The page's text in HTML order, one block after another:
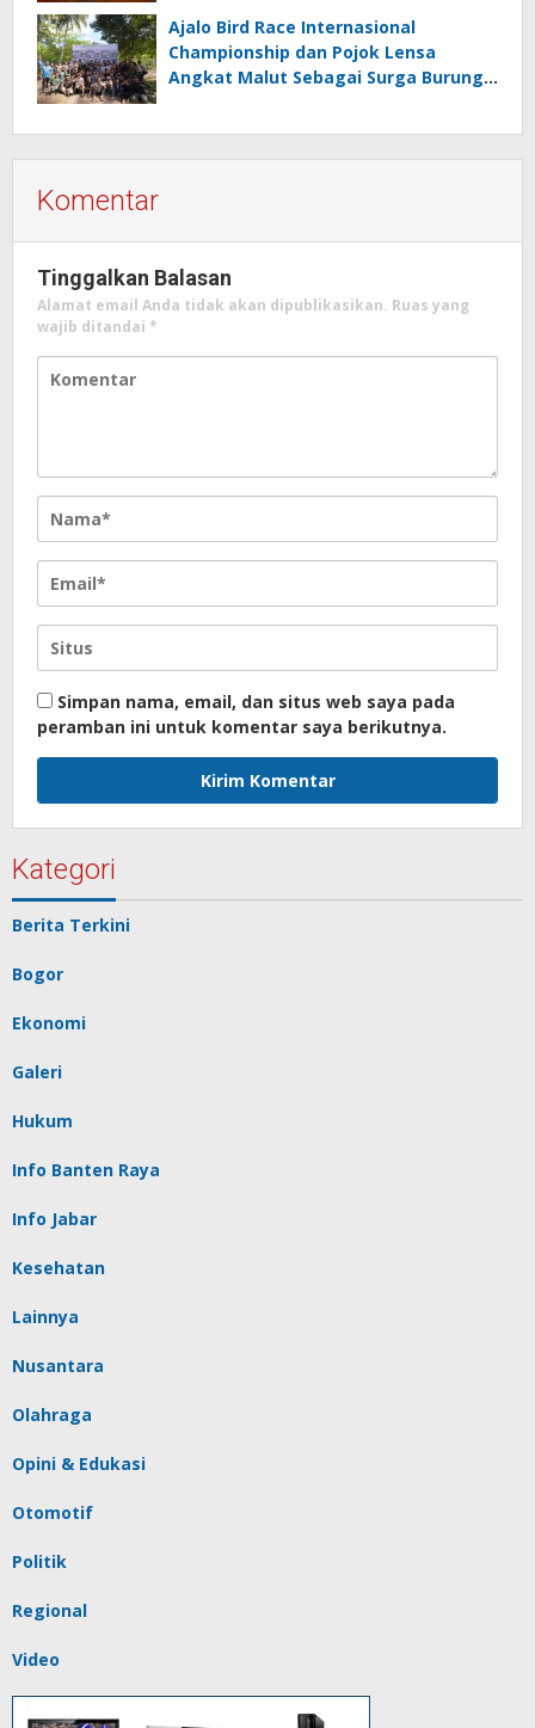
Ajalo Bird Race Internasional
Championship dan Pojok Lensa
Angkat Malut Sebagai Surga Burung
Komentar
Tinggalkan Balasan
Alamat email Anda tidak akan dipublikasikan. Ruas yang
wajib ditandai *
Simpan nama, email, dan situs web saya pada
peramban ini untuk komentar saya berikutnya.
Kategori
Berita Terkini
Bogor
Ekonomi
Galeri
Hukum
Info Banten Raya
Info Jabar
Kesehatan
Lainnya
Nusantara
Olahraga
Opini & Edukasi
Otomotif
Politik
Regional
Video